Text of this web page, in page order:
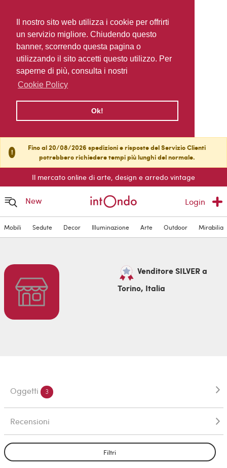
Il nostro sito web utilizza i cookie per offrirti
un servizio migliore. Chiudendo questo
banner, scorrendo questa pagina o
utilizzando il sito accetti questo utilizzo. Per
saperne di più, consulta i nostri
Cookie Policy
Ok!
!
Fino al 20/08/2026 spedizioni e risposte del Servizio Clienti
potrebbero richiedere tempi più lunghi del normale.
Il mercato online di arte, design e arredo vintage
New Login
Mobili Sedute Decor Illuminazione Arte Outdoor Mirabilia
Venditore SILVER a
Torino, Italia
Oggetti 3
Recensioni
Filtri